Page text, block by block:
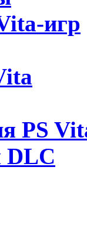
игр
PS
DLC